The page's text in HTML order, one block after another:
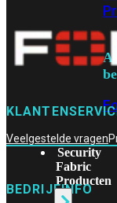
Security
Fabric
Producten
Veelgestelde vragen
BEDRIJFINFO